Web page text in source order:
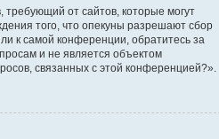
требующий от сайтов, которые могут
того, что опекуны разрешают сбор
к самой конференции, обратитесь за
и не является объектом
связанных с этой конференцией?».